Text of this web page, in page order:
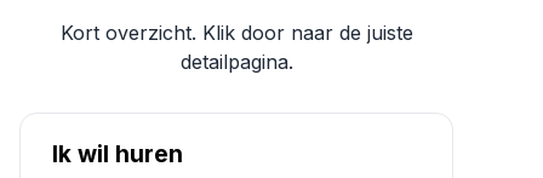
Kort overzicht. Klik door naar de juiste
detailpagina.
Ik wil huren